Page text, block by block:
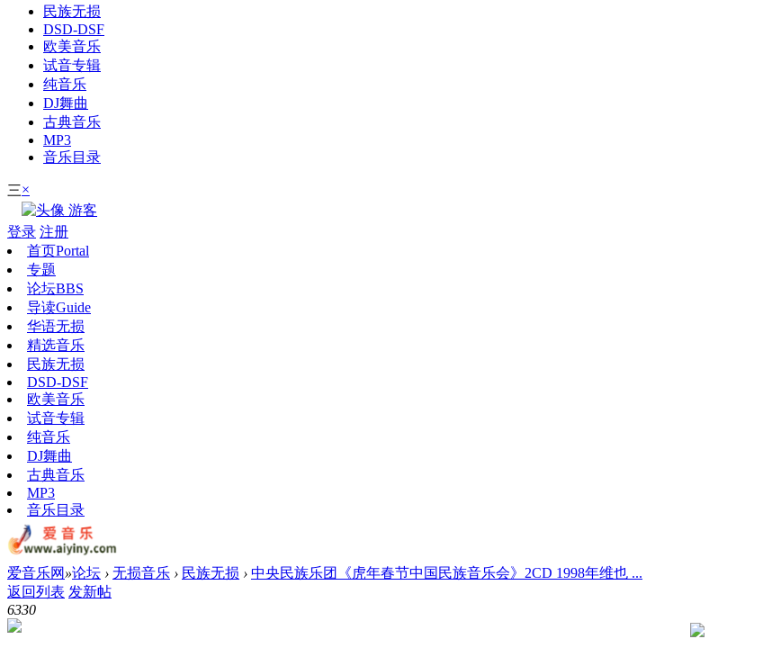
民族无损
DSD-DSF
欧美音乐
试音专辑
纯音乐
DJ舞曲
古典音乐
MP3
音乐目录
三×
游客
登录 注册
首页Portal
专题
论坛BBS
导读Guide
华语无损
精选音乐
民族无损
DSD-DSF
欧美音乐
试音专辑
纯音乐
DJ舞曲
古典音乐
MP3
音乐目录
爱音乐网 »论坛 › 无损音乐 › 民族无损 › 中央民族乐团《虎年春节中国民族音乐会》2CD 1998年维也 ...
返回列表 发新帖
6330